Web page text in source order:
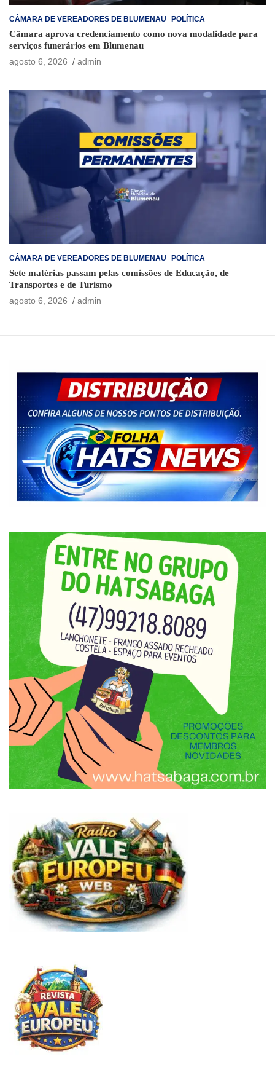
CÂMARA DE VEREADORES DE BLUMENAU POLÍTICA
Câmara aprova credenciamento como nova modalidade para
serviços funerários em Blumenau
agosto 6, 2026
admin
CÂMARA DE VEREADORES DE BLUMENAU POLÍTICA
Sete matérias passam pelas comissões de Educação, de
Transportes e de Turismo
agosto 6, 2026
admin